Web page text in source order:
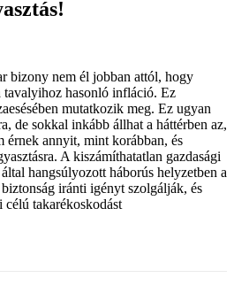
bizony nem él jobban attól, hogy
tavalyihoz hasonló infláció. Ez
mutatkozik meg. Ez ugyan
de sokkal inkább állhat a háttérben az,
érnek annyit, mint korábban, és
A kiszámíthatatlan gazdasági
hangsúlyozott háborús helyzetben a
iránti igényt szolgálják, és
célú takarékoskodást